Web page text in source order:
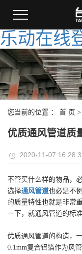
乐动在线
您当前的位置 ： 首 页 >
优质通风管道质
2020-11-07
不管买什么样的物品，
选择通风管道也必是不
的质量特性也就是非常
一下，就通风管道的标
优质通风管道的构造，
0.1mm复合铝箔作为风